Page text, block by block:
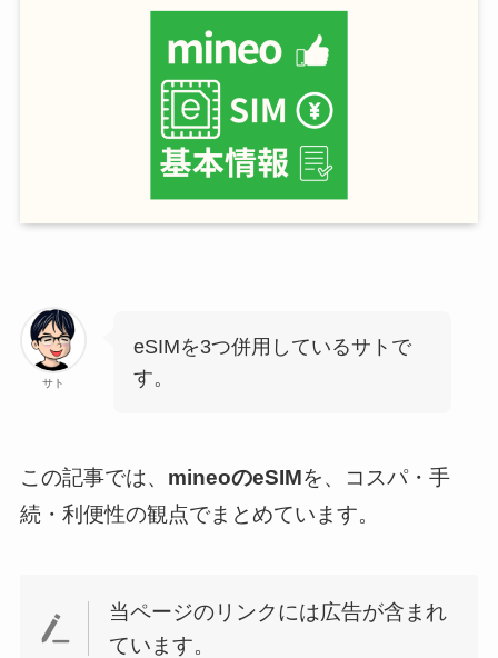
サト
eSIMを3つ併用しているサトで
す。
この記事では、 mineoのeSIMを、コスパ・手
続・利便性の観点でまとめています。
当ページのリンクには広告が含まれ
ています。